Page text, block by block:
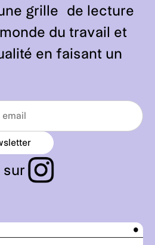
grille de lecture
du travail et
en faisant un
r
r
o
w
h
sur